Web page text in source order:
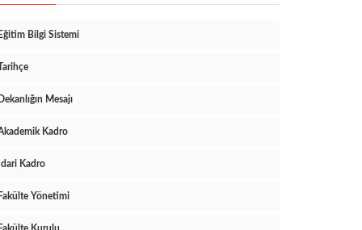
Bilgi Sistemi
Mesajı
Kadro
Kadro
Yönetimi